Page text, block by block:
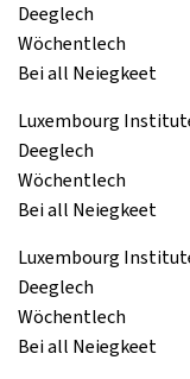
Deeglech
Wöchentlech
Bei all Neiegkeet
Luxembourg
Deeglech
Wöchentlech
Bei all Neiegkeet
Luxembourg
Deeglech
Wöchentlech
Bei all Neiegkeet